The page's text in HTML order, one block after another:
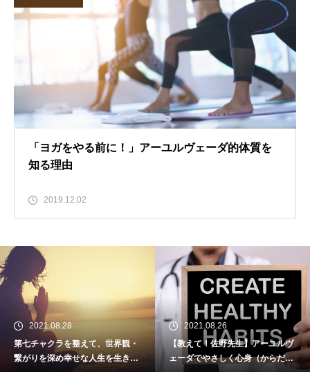
「ヨガをやる前に！」アーユルヴェーダ的体質を
知る理由
2019.12.02
・
2021.08.26
【教えて！佐野先生】アーユルヴ
ェーダでやさしく心身（からだ）
2021.08.22
第六チャクラを整えてイマジ
ションと直観力〜チャクラを